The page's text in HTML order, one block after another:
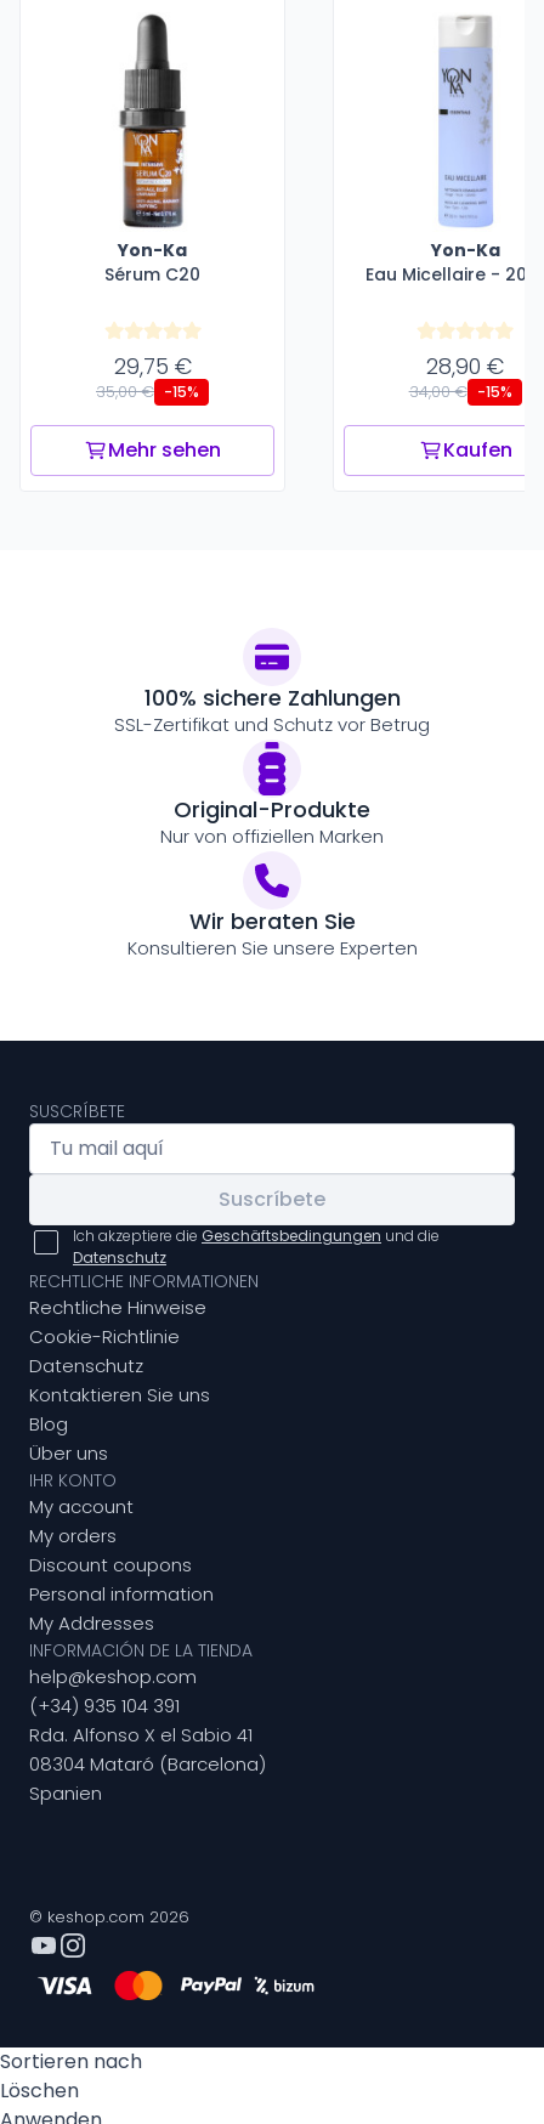
Yon-Ka
Sérum C20
29,75 €
35,00 € -15%
Mehr sehen
Yon-Ka
Eau Micellaire - 200
28,90 €
34,00 € -15%
Kaufen
100% sichere Zahlungen
SSL-Zertifikat und Schutz vor Betrug
Original-Produkte
Nur von offiziellen Marken
Wir beraten Sie
Konsultieren Sie unsere Experten
SUSCRÍBETE
Suscríbete
Ich akzeptiere die Geschäftsbedingungen und die
Datenschutz
RECHTLICHE INFORMATIONEN
Rechtliche Hinweise
Cookie-Richtlinie
Datenschutz
Kontaktieren Sie uns
Blog
Über uns
IHR KONTO
My account
My orders
Discount coupons
Personal information
My Addresses
INFORMACIÓN DE LA TIENDA
help@keshop.com
(+34) 935 104 391
Rda. Alfonso X el Sabio 41
08304 Mataró (Barcelona)
Spanien
© keshop.com 2026
Sortieren nach
Löschen